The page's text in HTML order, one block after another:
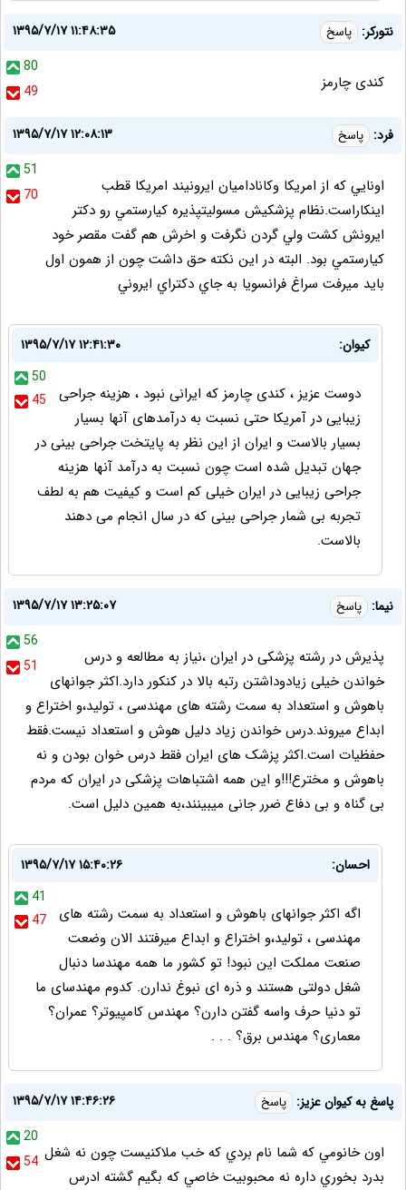
نتورکر: پاسخ
۱۳۹۵/۷/۱۷ ۱۱:۴۸:۳۵
80
49
کندی چارمز
فرد: پاسخ
۱۳۹۵/۷/۱۷ ۱۲:۰۸:۱۳
51
70
اونايي كه از امريكا وكاناداميان ايرونيند امريكا قطب
اينكاراست.نظام پزشكيش مسوليتپذيره كيارستمي رو دكتر
ايرونش كشت ولي گردن نگرفت و اخرش هم گفت مقصر خود
كيارستمي بود. البته در اين نكته حق داشت چون از همون اول
بايد ميرفت سراغ فرانسويا به جاي دكتراي ايروني
کیوان:
۱۳۹۵/۷/۱۷ ۱۲:۴۱:۳۰
50
45
دوست عزیز ، کندی چارمز که ایرانی نبود ، هزینه جراحی
زیبایی در آمریکا حتی نسبت به درآمدهای آنها بسیار
بسیار بالاست و ایران از این نظر به پایتخت جراحی بینی در
جهان تبدیل شده است چون نسبت به درآمد آنها هزینه
جراحی زیبایی در ایران خیلی کم است و کیفیت هم به لطف
تجربه بی شمار جراحی بینی که در سال انجام می دهند
بالاست.
نیما: پاسخ
۱۳۹۵/۷/۱۷ ۱۳:۲۵:۰۷
56
51
پذیرش در رشته پزشکی در ایران ،نیاز به مطالعه و درس
خواندن خیلی زیادوداشتن رتبه بالا در کنکور دارد.اکثر جوانهای
باهوش و استعداد به سمت رشته های مهندسی ، تولید،و اختراع و
ابداع میروند.درس خواندن زیاد دلیل هوش و استعداد نیست.فقط
حفظیات است.اکثر پزشک های ایران فقط درس خوان بودن و نه
باهوش و مخترع!!!و این همه اشتباهات پزشکی در ایران که مردم
بی گناه و بی دفاع ضرر جانی میبینند،به همین دلیل است.
احسان:
۱۳۹۵/۷/۱۷ ۱۵:۴۰:۲۶
41
47
اگه اکثر جوانهای باهوش و استعداد به سمت رشته های
مهندسی ، تولید،و اختراع و ابداع میرفتند الان وضعت
صنعت مملکت این نبود! تو کشور ما همه مهندسا دنبال
شغل دولتی هستند و ذره ای نبوغ ندارن. کدوم مهندسای ما
تو دنیا حرف واسه گفتن دارن؟ مهندس کامپیوتر؟ عمران؟
معماری؟ مهندس برق؟ . . .
پاسغ به كيوان عزيز: پاسخ
۱۳۹۵/۷/۱۷ ۱۴:۴۶:۲۶
20
54 اون خانومي كه شما نام بردي كه خب ملاكنيست چون نه شغل
بدرد بخوري داره نه محبوبيت خاصي كه بگيم گشته ادرس